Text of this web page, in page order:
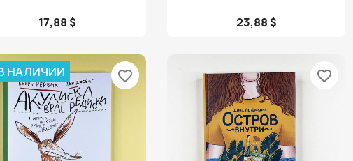
17,88 $ 23,88 $
НАЛИЧИИ favorite_border favorite_border